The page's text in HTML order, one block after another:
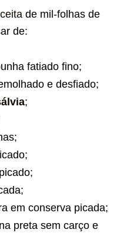
de mil-folhas de
de:
fatiado fino;
e desfiado;
;
em conserva picada;
preta sem carço e